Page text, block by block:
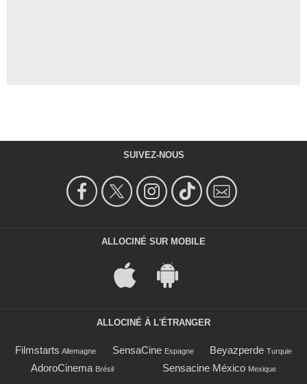
SUIVEZ-NOUS
ALLOCINÉ SUR MOBILE
ALLOCINÉ À L'ÉTRANGER
Filmstarts Allemagne SensaCine Espagne Beyazperde Turquie
AdoroCinema Brésil Sensacine México Mexique